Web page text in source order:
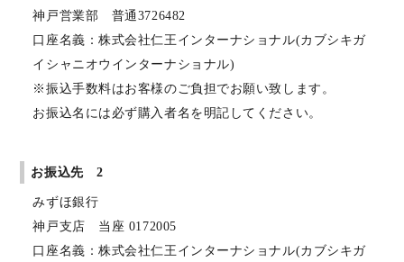
神戸営業部 普通3726482
口座名義：株式会社仁王インターナショナル(カブシキガ
イシャニオウインターナショナル)
※振込手数料はお客様のご負担でお願い致します。
お振込名には必ず購入者名を明記してください。
お振込先 2
みずほ銀行
神戸支店 当座 0172005
口座名義：株式会社仁王インターナショナル(カブシキガ